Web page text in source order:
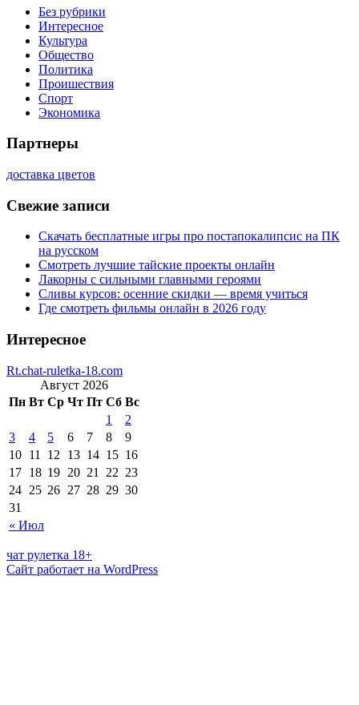
Без рубрики
Интересное
Культура
Общество
Политика
Проишествия
Спорт
Экономика
Партнеры
доставка цветов
Свежие записи
Скачать бесплатные игры про постапокалипсис на ПК
на русском
Смотреть лучшие тайские проекты онлайн
Лакорны с сильными главными героями
Сливы курсов: осенние скидки — время учиться
Где смотреть фильмы онлайн в 2026 году
Интересное
Rt.chat-ruletka-18.com
Август 2026
Пн Вт Ср Чт Пт Сб Вс
« Июл
1
2
3
4 5 6 7 8
9
10 11 12 13 14 15 16
17 18 19 20 21 22 23
24 25 26 27 28 29 30
31
чат рулетка 18+
Сайт работает на WordPress